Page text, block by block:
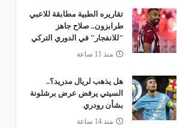
تقاريره الطبية مطابقة للاعبي
طرابزون.. صلاح جاهز
"للانفجار" في الدوري التركي
منذ 11 ساعة
هل يذهب لريال مدريد؟..
السيتي يرفض عرض برشلونة
بشأن رودري
منذ 14 ساعة